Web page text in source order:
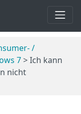
/
7> Ich kann
nicht